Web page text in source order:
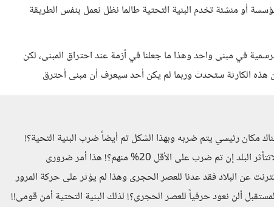
أو منشئة تخدم البنية التحتية طالما نظل نعمل بنفس الطريقة
في مبنى واحد وهذا ما جعلنا في أزمة عند احتراق المبنى، لكن
الكارثة ستحدث وربما لم يكن أحد سيعرف أن مبنى أحترق
مكان رئيسي يتم ضربه وبهذا الشكل تم أيضاً ضرب البنية التحية؟!
كيف نصنع بنية تحتية لايمكن معرفة الرئيسي منها ولاتتأثر البلد إن تم ضرب على الأقل 20% منهم؟! هذا أمر ضرورى
عن البلاد فقد عدنا للعصر الحجرى وهذا لم يؤثر على حركة المرور
ألن نعود حرفياً للعصر الحجرى؟! لذلك البنية التحتية أمن قومى!!